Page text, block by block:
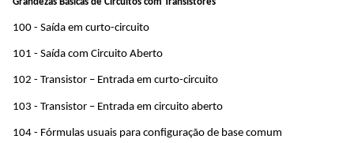
Grandezas Básicas de Circuitos com Transistores
100 - Saída em curto-circuito
101 - Saída com Circuito Aberto
102 - Transistor – Entrada em curto-circuito
103 - Transistor – Entrada em circuito aberto
104 - Fórmulas usuais para configuração de base comum